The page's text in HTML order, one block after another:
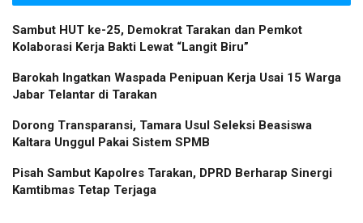
Sambut HUT ke-25, Demokrat Tarakan dan Pemkot
Kolaborasi Kerja Bakti Lewat “Langit Biru”
Barokah Ingatkan Waspada Penipuan Kerja Usai 15 Warga
Jabar Telantar di Tarakan
Dorong Transparansi, Tamara Usul Seleksi Beasiswa
Kaltara Unggul Pakai Sistem SPMB
Pisah Sambut Kapolres Tarakan, DPRD Berharap Sinergi
Kamtibmas Tetap Terjaga